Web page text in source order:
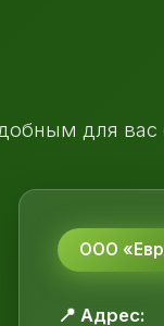
для вас
ООО
📍 Адрес: